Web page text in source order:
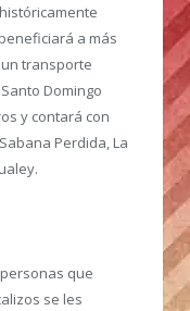
a más
transporte
Domingo
y contará con
Perdida, La
que
se les